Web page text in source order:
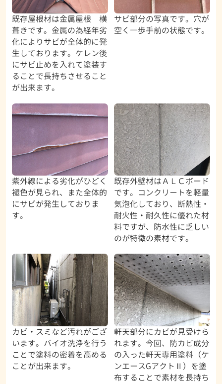
既存屋根材は金属屋根 横
葺きです。金属の為経年劣
化によりサビが全体的に発
生しております。ケレン後
にサビ止めを入れて塗装す
ることで長持ちさせること
が出来ます。
サビ部分の写真です。穴が
空く一歩手前の状態です。
紫外線による劣化がひどく
褪色が見られ、また全体的
にサビが発生しておりま
す。
既存外壁材はＡＬＣボード
です。コンクリートを軽量
気泡化しており、断熱性・
耐火性・耐久性に優れた材
料ですが、防水性に乏しい
のが特徴の素材です。
カビ・スミなど汚れがござ
います。バイオ洗浄を行う
ことで塗料の密着を高める
ことが出来ます。
軒天部分にカビが見受けら
れます。今回、防カビ成分
の入った軒天専用塗料（ケ
ンエースGアクトⅡ）を塗
布することで素材を長持ち